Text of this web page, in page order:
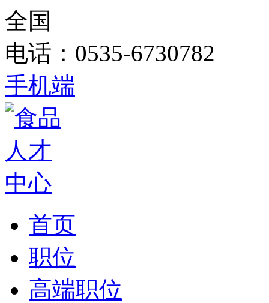
全国
电话：0535-6730782
手机端
首页
职位
高端职位